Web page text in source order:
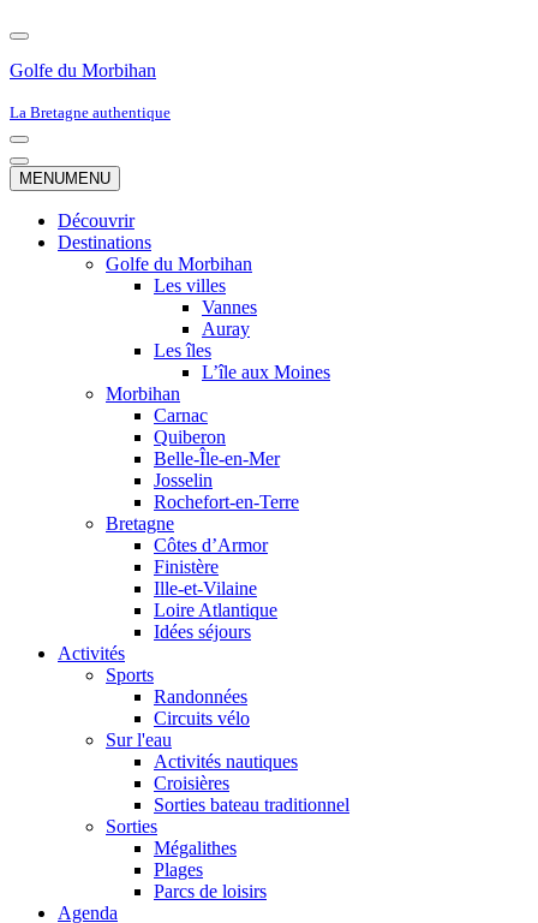
Golfe du Morbihan
La Bretagne authentique
Menu
de
navigation
Menu
de
MENUMENU
Découvrir
Destinations
Golfe du Morbihan
Les villes
Vannes
Auray
Les îles
L’île aux Moines
Morbihan
Carnac
Quiberon
Belle-Île-en-Mer
Josselin
Rochefort-en-Terre
Bretagne
Côtes d’Armor
Finistère
Ille-et-Vilaine
Loire Atlantique
Idées séjours
Activités
Sports
Randonnées
Circuits vélo
Sur l'eau
Activités nautiques
Croisières
Sorties bateau traditionnel
Sorties
Mégalithes
Plages
Parcs de loisirs
Agenda